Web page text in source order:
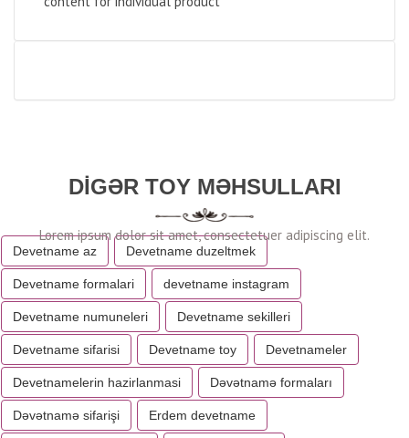
DIGƏR TOY MƏHSULLARI
Devetname az Devetname duzeltmek
Devetname formalari devetname instagram
Devetname numuneleri Devetname sekilleri
Devetname sifarisi Devetname toy Devetnameler
Devetnamelerin hazirlanmasi Dəvətnamə formaları
Dəvətnamə sifarişi Erdem devetname